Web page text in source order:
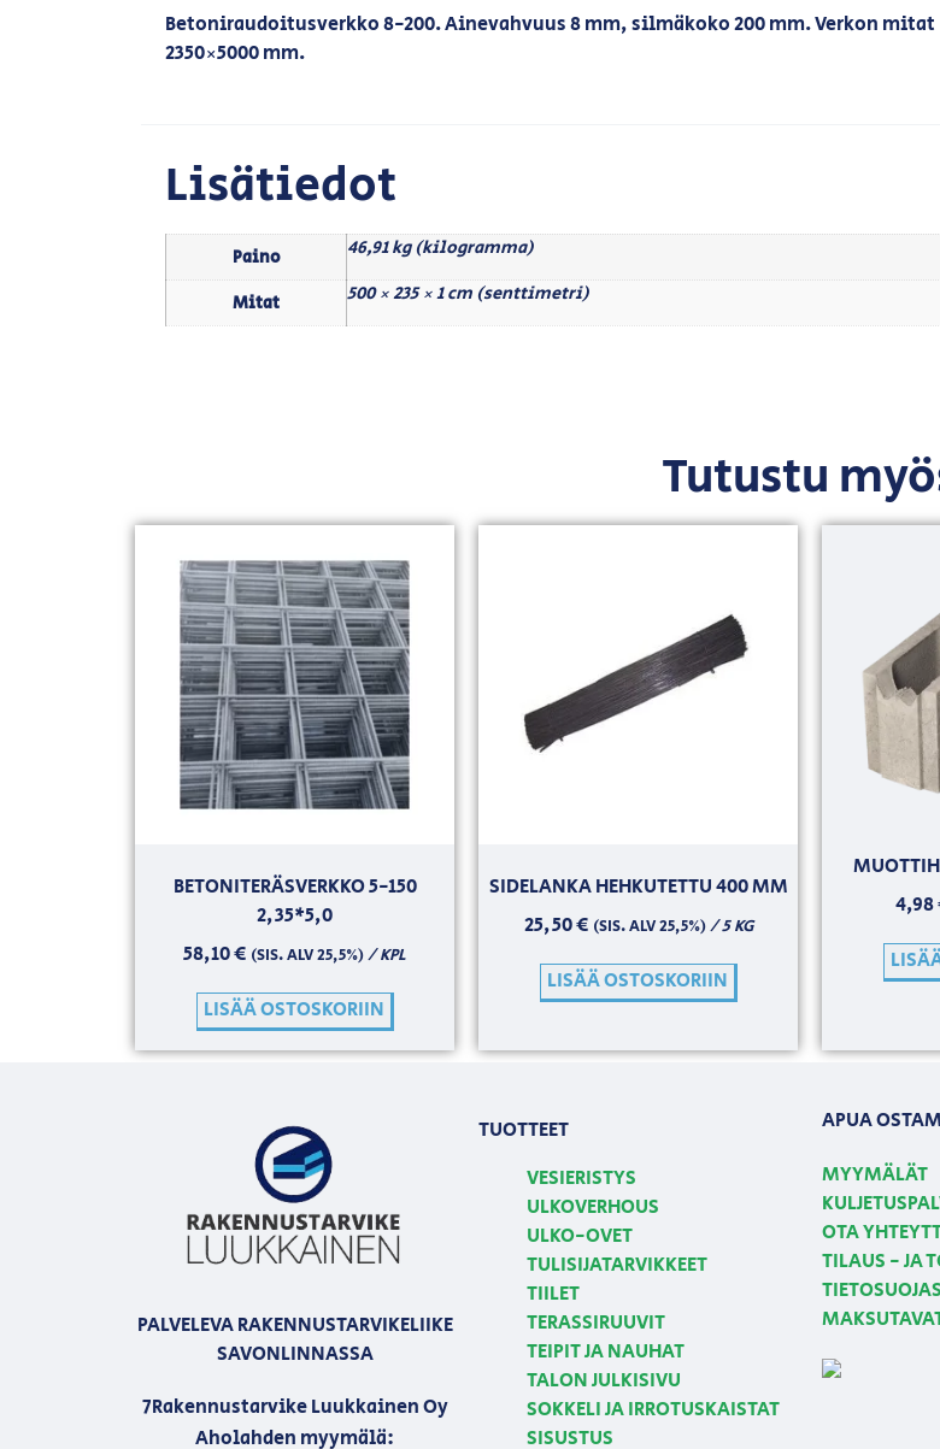
Betoniraudoitusverkko 8-200. Ainevahvuus 8 mm, silmäkoko 200 mm. Verkon mitat
2350×5000 mm.
Lisätiedot
Paino 46,91 kg (kilogramma)
Mitat 500 × 235 × 1 cm (senttimetri)
Tutustu
BETONITERÄSVERKKO 5-150
2,35*5,0
58,10€ (SIS. ALV 25,5%)/ KPL
LISÄÄ OSTOSKORIIN
SIDELANKA HEHKUTETTU 400 MM
25,50€ (SIS. ALV 25,5%)/ 5 KG
LISÄÄ OSTOSKORIIN
4,98
PALVELEVA RAKENNUSTARVIKELIIKE
SAVONLINNASSA
7Rakennustarvike Luukkainen Oy
Aholahden myymälä:
TUOTTEET
VESIERISTYS
ULKOVERHOUS
ULKO-OVET
TULISIJATARVIKKEET
TIILET
TERASSIRUUVIT
TEIPIT JA NAUHAT
TALON JULKISIVU
SOKKELI JA IRROTUSKAISTAT
SISUSTUS
APUA
MYYMÄLÄT
OTA
TILAUS - JA